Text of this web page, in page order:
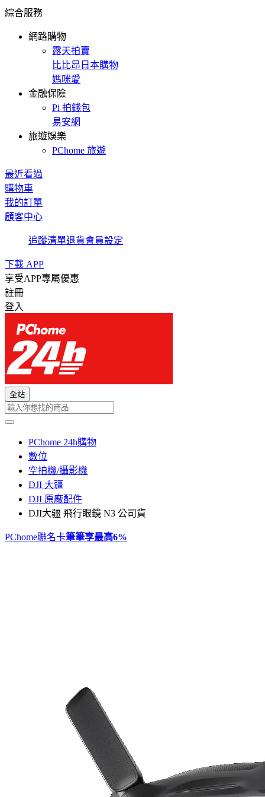
綜合服務
網路購物
露天拍賣
比比昂日本購物
媽咪愛
金融保險
Pi 拍錢包
易安網
旅遊娛樂
PChome 旅遊
最近看過
購物車
我的訂單
顧客中心
追蹤清單退貨會員設定
下載 APP
享受APP專屬優惠
註冊
登入
全站
PChome 24h購物
數位
空拍機/攝影機
DJI 大疆
DJI 原廠配件
DJI大疆 飛行眼鏡 N3 公司貨
PChome聯名卡筆筆享最高6%